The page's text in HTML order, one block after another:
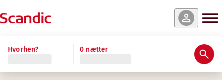
Hvorhen? 0 nætter